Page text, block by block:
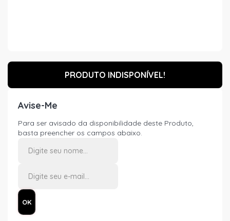
PRODUTO INDISPONÍVEL!
Avise-Me
Para ser avisado da disponibilidade deste Produto,
basta preencher os campos abaixo.